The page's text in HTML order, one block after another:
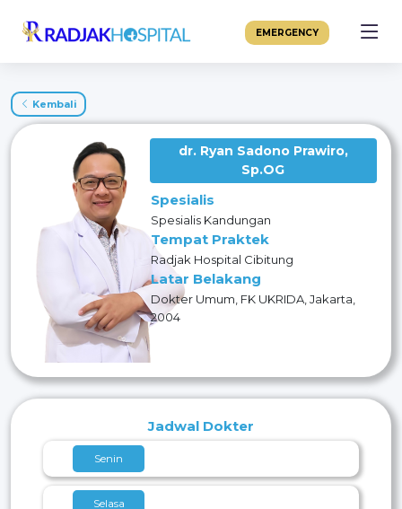
EMERGENCY
Kembali
dr. Ryan Sadono Prawiro,
Sp.OG
Spesialis
Spesialis Kandungan
Tempat Praktek
Radjak Hospital Cibitung
Latar Belakang
Dokter Umum, FK UKRIDA, Jakarta,
2004
Ginekologi, FK
UNSRAT, Manado, 2016
Jadwal Dokter
Senin
Selasa